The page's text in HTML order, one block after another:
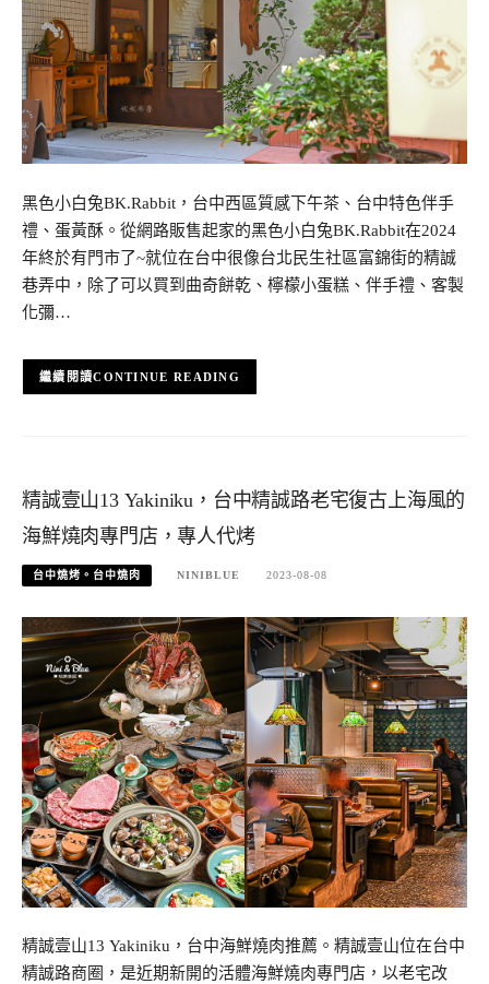
黑色小白兔BK.Rabbit，台中西區質感下午茶、台中特色伴手
禮、蛋黃酥。從網路販售起家的黑色小白兔BK.Rabbit在2024
年終於有門市了~就位在台中很像台北民生社區富錦街的精誠
巷弄中，除了可以買到曲奇餅乾、檸檬小蛋糕、伴手禮、客製
化彌…
CONTINUE READING
精誠壹山13 Yakiniku，台中精誠路老宅復古上海風的
海鮮燒肉專門店，專人代烤
台中燒烤。台中燒肉 NINIBLUE 2023-08-08
精誠壹山13 Yakiniku，台中海鮮燒肉推薦。精誠壹山位在台中
精誠路商圈，是近期新開的活體海鮮燒肉專門店，以老宅改